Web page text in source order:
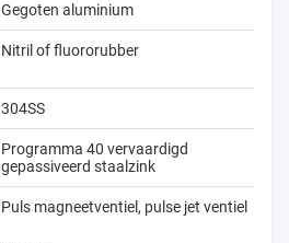
Gegoten aluminium
Nitril of fluororubber
304SS
Programma 40 vervaardigd
gepassiveerd staalzink
Puls magneetventiel , pulse jet ventiel